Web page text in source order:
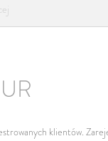
klientów.